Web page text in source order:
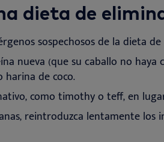
dieta de
sospechosos de la dieta
nueva (que su caballo no
de coco.
como timothy o teff, en
reintroduzca lentamente